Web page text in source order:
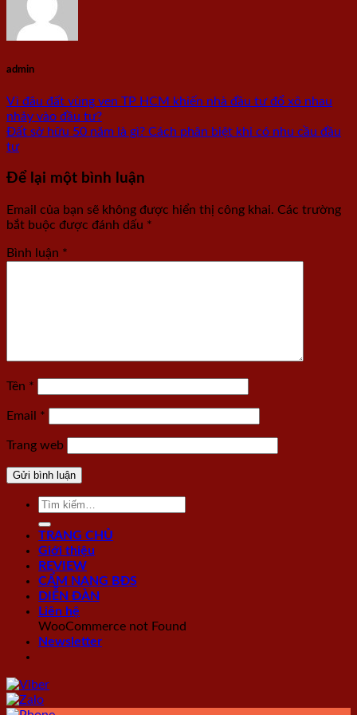
admin
Vì đâu đất vùng ven TP HCM khiến nhà đầu tư đổ xô nhau
nhảy vào đầu tư?
Đất sở hữu 50 năm là gì? Cách phân biệt khi có nhu cầu đầu
tư
Để lại một bình luận
Email của bạn sẽ không được hiển thị công khai. Các trường
bắt buộc được đánh dấu *
Bình luận *
Tên *
Email *
Trang web
TRANG CHỦ
Giới thiệu
REVIEW
CẨM NANG BĐS
DIỄN ĐÀN
Liên hệ
WooCommerce not Found
Newsletter